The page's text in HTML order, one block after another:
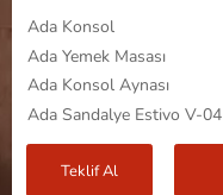
Ada Konsol
Ada Yemek Masası
Ada Konsol Aynası
Ada Sandalye Estivo V-04
Teklif Al